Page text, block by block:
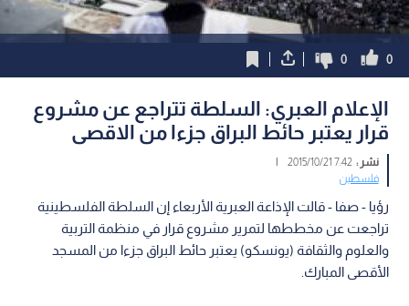
0
0
الإعلام العبري: السلطة تتراجع عن مشروع
قرار يعتبر حائط البراق جزءا من الاقصى
نشر :7:42 2015/10/21
|
فلسطين
رؤيا - صفا - قالت الإذاعة العبرية الأربعاء إن السلطة الفلسطينية
تراجعت عن مخططها لتمرير مشروع قرار في منظمة التربية
والعلوم والثقافة (يونسكو) يعتبر حائط البراق جزءا من المسجد
الأقصى المبارك.